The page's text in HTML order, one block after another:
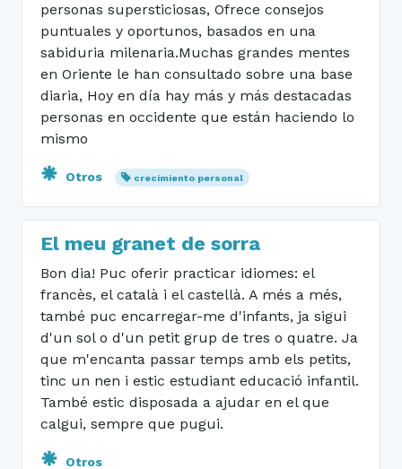
personas supersticiosas, Ofrece consejos
puntuales y oportunos, basados en una
sabiduria milenaria.Muchas grandes mentes
en Oriente le han consultado sobre una base
diaria, Hoy en día hay más y más destacadas
personas en occidente que están haciendo lo
mismo
Otros crecimiento personal
El meu granet de sorra
Bon dia! Puc oferir practicar idiomes: el
francès, el català i el castellà. A més a més,
també puc encarregar-me d'infants, ja sigui
d'un sol o d'un petit grup de tres o quatre. Ja
que m'encanta passar temps amb els petits,
tinc un nen i estic estudiant educació infantil.
També estic disposada a ajudar en el que
calgui, sempre que pugui.
Otros